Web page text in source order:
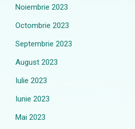
Noiembrie 2023
Octombrie 2023
Septembrie 2023
August 2023
Iulie 2023
Iunie 2023
Mai 2023